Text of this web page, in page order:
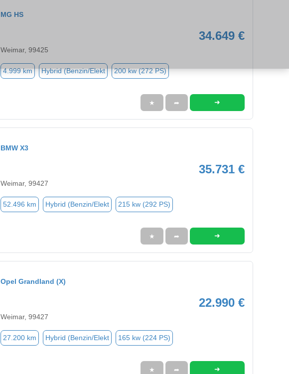
MG HS
34.649 €
Weimar, 99425
4.999 km Hybrid (Benzin/Elekt 200 kw (272 PS)
★ ➦ ➜
BMW X3
35.731 €
Weimar, 99427
52.496 km Hybrid (Benzin/Elekt 215 kw (292 PS)
★ ➦ ➜
Opel Grandland (X)
22.990 €
Weimar, 99427
27.200 km Hybrid (Benzin/Elekt 165 kw (224 PS)
★ ➦ ➜